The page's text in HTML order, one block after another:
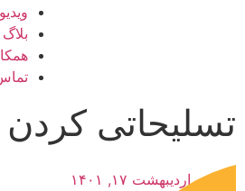
بلاگ
تسلیحاتی
اردیبهشت ۱۷, ۱۴۰۱